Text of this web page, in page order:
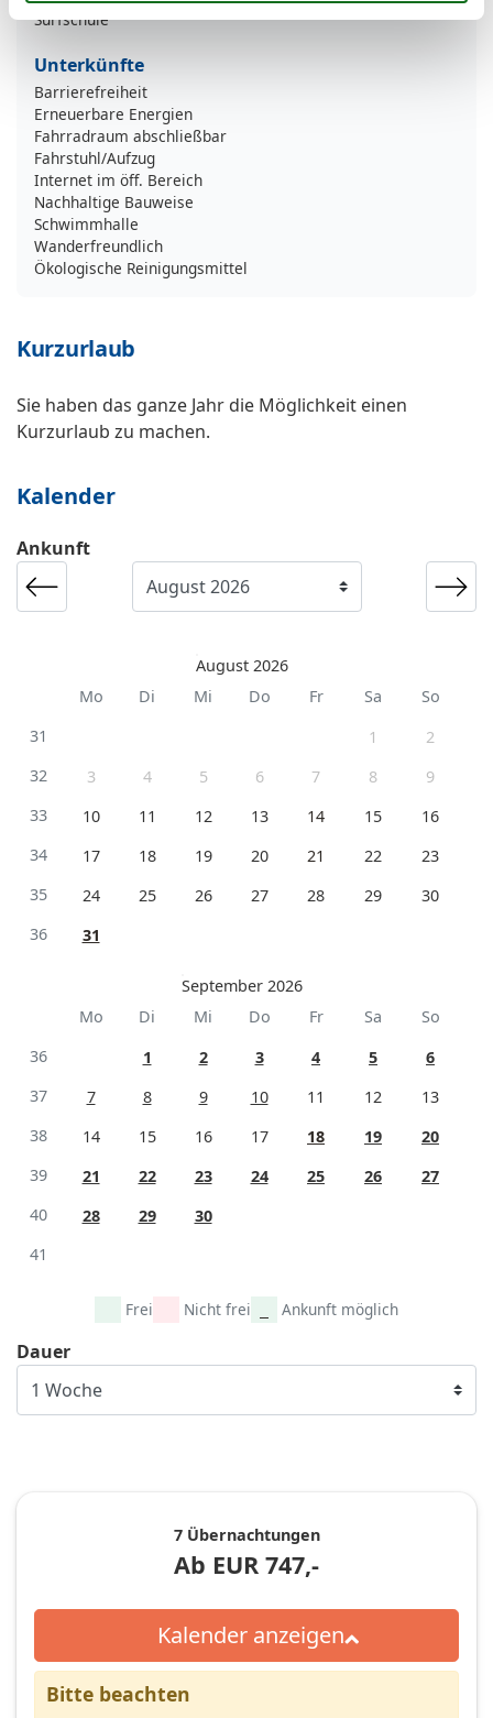
Surfschule
Unterkünfte
Barrierefreiheit
Erneuerbare Energien
Fahrradraum abschließbar
Fahrstuhl/Aufzug
Internet im öff. Bereich
Nachhaltige Bauweise
Schwimmhalle
Wanderfreundlich
Ökologische Reinigungsmittel
Kurzurlaub
Sie haben das ganze Jahr die Möglichkeit einen
Kurzurlaub zu machen.
Kalender
Ankunft
August 2026
Mo
Di Mi Do Fr Sa
So
31
1
2
32
3 4 5 6 7 8
9
33
10 11 12 13 14 15
16
34
17 18 19 20 21 22
23
35
24 25 26 27 28 29
30
36
31
September 2026
Mo
Di Mi Do Fr Sa
So
36
1 2 3 4 5
6
37
7 8 9 10 11 12
13
38
14 15 16 17 18 19
20
39
21 22 23 24 25 26
27
40
28 29
30
41
Frei Nicht frei Ankunft möglich
Dauer
7 Übernachtungen
Ab EUR 747,-
Kalender anzeigen
Bitte beachten